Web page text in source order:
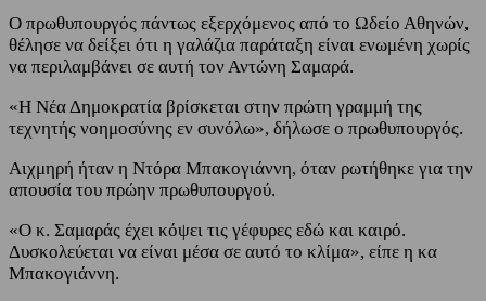
Ο πρωθυπουργός πάντως εξερχόμενος από το Ωδείο Αθηνών,
θέλησε να δείξει ότι η γαλάζια παράταξη είναι ενωμένη χωρίς
να περιλαμβάνει σε αυτή τον Αντώνη Σαμαρά.
«Η Νέα Δημοκρατία βρίσκεται στην πρώτη γραμμή της
τεχνητής νοημοσύνης εν συνόλω», δήλωσε ο πρωθυπουργός.
Αιχμηρή ήταν η Ντόρα Μπακογιάννη, όταν ρωτήθηκε για την
απουσία του πρώην πρωθυπουργού.
«Ο κ. Σαμαράς έχει κόψει τις γέφυρες εδώ και καιρό.
Δυσκολεύεται να είναι μέσα σε αυτό το κλίμα», είπε η κα
Μπακογιάννη.